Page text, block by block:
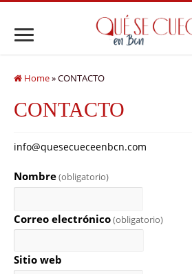
Home»CONTACTO
CONTACTO
info@quesecueceenbcn.com
Nombre(obligatorio)
Correo electrónico(obligatorio)
Sitio web